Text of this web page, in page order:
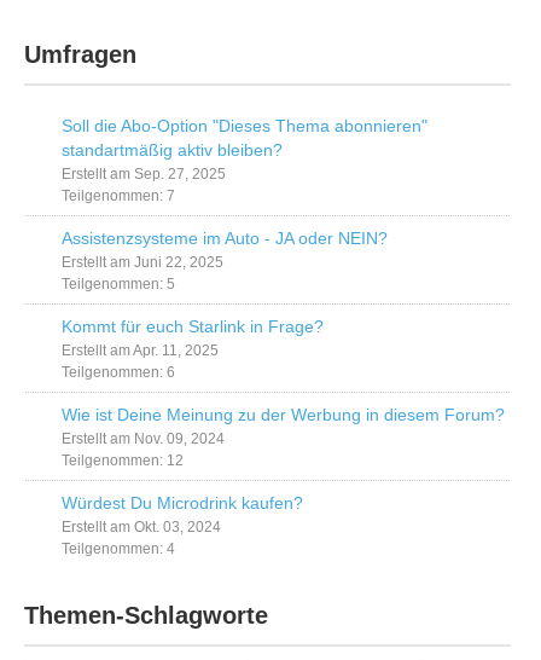
Umfragen
Soll die Abo-Option "Dieses Thema abonnieren"
standartmäßig aktiv bleiben?
Erstellt am Sep. 27, 2025
Teilgenommen: 7
Assistenzsysteme im Auto - JA oder NEIN?
Erstellt am Juni 22, 2025
Teilgenommen: 5
Kommt für euch Starlink in Frage?
Erstellt am Apr. 11, 2025
Teilgenommen: 6
Wie ist Deine Meinung zu der Werbung in diesem Forum?
Erstellt am Nov. 09, 2024
Teilgenommen: 12
Würdest Du Microdrink kaufen?
Erstellt am Okt. 03, 2024
Teilgenommen: 4
Themen-Schlagworte